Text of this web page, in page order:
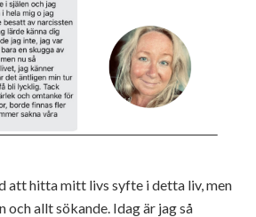
att hitta mitt livs syfte i detta liv, men
och allt sökande. Idag är jag så